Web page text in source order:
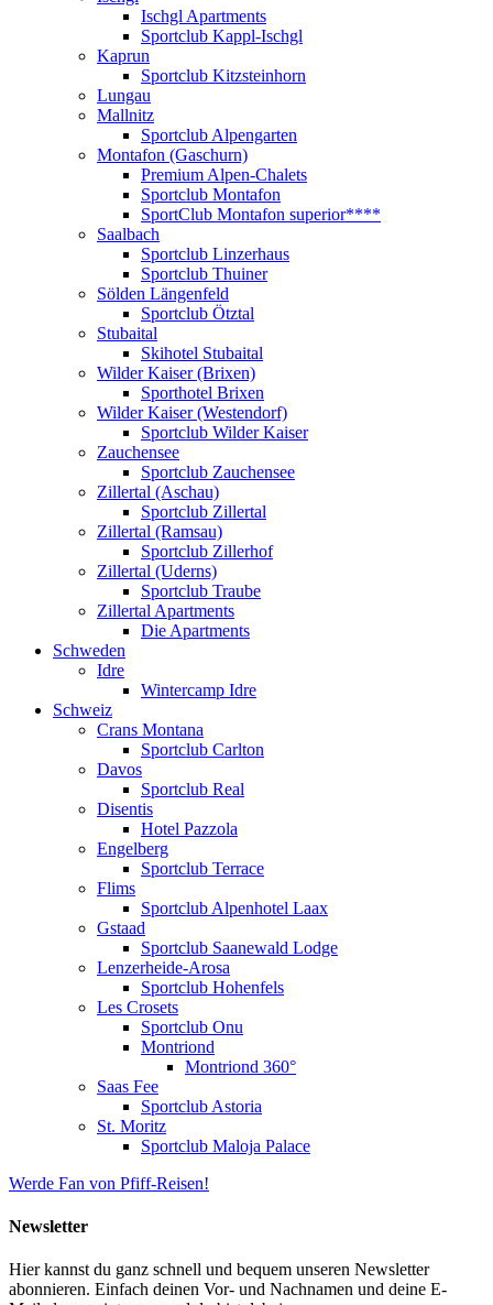
Ischgl Apartments
Sportclub Kappl-Ischgl
Kaprun
Sportclub Kitzsteinhorn
Lungau
Mallnitz
Sportclub Alpengarten
Montafon (Gaschurn)
Premium Alpen-Chalets
Sportclub Montafon
SportClub Montafon superior****
Saalbach
Sportclub Linzerhaus
Sportclub Thuiner
Sölden Längenfeld
Sportclub Ötztal
Stubaital
Skihotel Stubaital
Wilder Kaiser (Brixen)
Sporthotel Brixen
Wilder Kaiser (Westendorf)
Sportclub Wilder Kaiser
Zauchensee
Sportclub Zauchensee
Zillertal (Aschau)
Sportclub Zillertal
Zillertal (Ramsau)
Sportclub Zillerhof
Zillertal (Uderns)
Sportclub Traube
Zillertal Apartments
Die Apartments
Schweden
Idre
Wintercamp Idre
Schweiz
Crans Montana
Sportclub Carlton
Davos
Sportclub Real
Disentis
Hotel Pazzola
Engelberg
Sportclub Terrace
Flims
Sportclub Alpenhotel Laax
Gstaad
Sportclub Saanewald Lodge
Lenzerheide-Arosa
Sportclub Hohenfels
Les Crosets
Sportclub Onu
Montriond
Montriond 360°
Saas Fee
Sportclub Astoria
St. Moritz
Sportclub Maloja Palace
Werde Fan von Pfiff-Reisen!
Newsletter
Hier kannst du ganz schnell und bequem unseren Newsletter
abonnieren. Einfach deinen Vor- und Nachnamen und deine E-